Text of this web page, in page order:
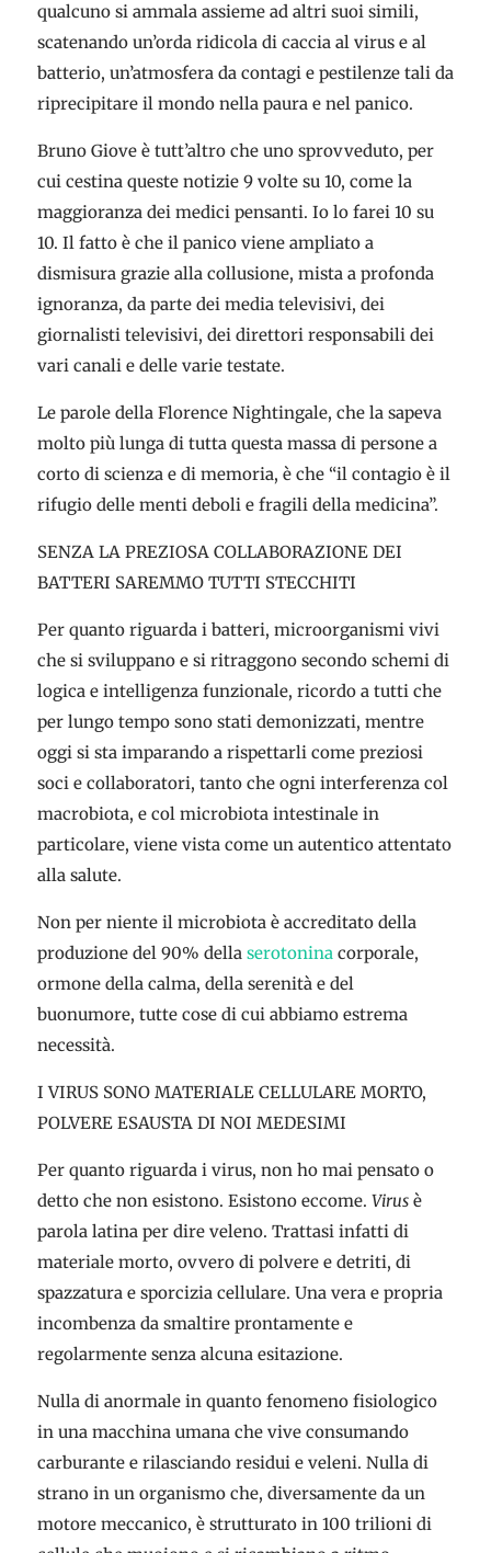
qualcuno si ammala assieme ad altri suoi simili,
scatenando un’orda ridicola di caccia al virus e al
batterio, un’atmosfera da contagi e pestilenze tali da
riprecipitare il mondo nella paura e nel panico.
Bruno Giove è tutt’altro che uno sprovveduto, per
cui cestina queste notizie 9 volte su 10, come la
maggioranza dei medici pensanti. Io lo farei 10 su
10. Il fatto è che il panico viene ampliato a
dismisura grazie alla collusione, mista a profonda
ignoranza, da parte dei media televisivi, dei
giornalisti televisivi, dei direttori responsabili dei
vari canali e delle varie testate.
Le parole della Florence Nightingale, che la sapeva
molto più lunga di tutta questa massa di persone a
corto di scienza e di memoria, è che “il contagio è il
rifugio delle menti deboli e fragili della medicina”.
SENZA LA PREZIOSA COLLABORAZIONE DEI
BATTERI SAREMMO TUTTI STECCHITI
Per quanto riguarda i batteri, microorganismi vivi
che si sviluppano e si ritraggono secondo schemi di
logica e intelligenza funzionale, ricordo a tutti che
per lungo tempo sono stati demonizzati, mentre
oggi si sta imparando a rispettarli come preziosi
soci e collaboratori, tanto che ogni interferenza col
macrobiota, e col microbiota intestinale in
particolare, viene vista come un autentico attentato
alla salute.
Non per niente il microbiota è accreditato della
produzione del 90% della serotoninacorporale,
ormone della calma, della serenità e del
buonumore, tutte cose di cui abbiamo estrema
necessità.
I VIRUS SONO MATERIALE CELLULARE MORTO,
POLVERE ESAUSTA DI NOI MEDESIMI
Per quanto riguarda i virus, non ho mai pensato o
detto che non esistono. Esistono eccome. Virusè
parola latina per dire veleno. Trattasi infatti di
materiale morto, ovvero di polvere e detriti, di
spazzatura e sporcizia cellulare. Una vera e propria
incombenza da smaltire prontamente e
regolarmente senza alcuna esitazione.
Nulla di anormale in quanto fenomeno fisiologico
in una macchina umana che vive consumando
carburante e rilasciando residui e veleni. Nulla di
strano in un organismo che, diversamente da un
motore meccanico, è strutturato in 100 trilioni di